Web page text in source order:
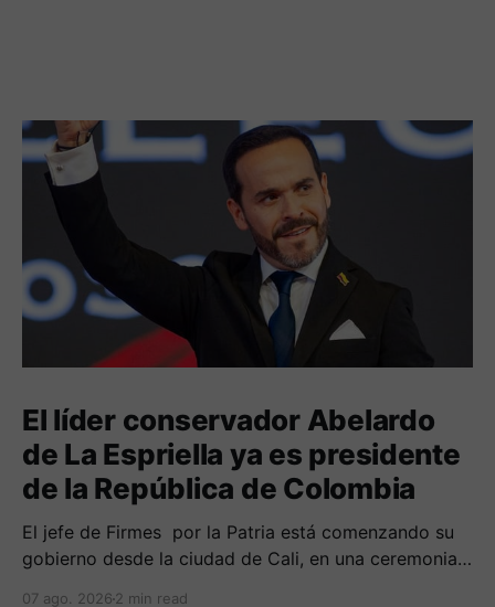
El líder conservador Abelardo
de La Espriella ya es presidente
de la República de Colombia
El jefe de Firmes por la Patria está comenzando su
gobierno desde la ciudad de Cali, en una ceremonia
07 ago. 2026 2 min read